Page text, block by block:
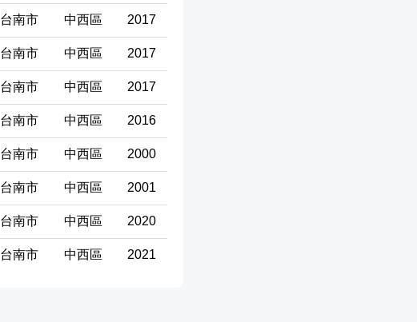
台南市 中西區 2017
台南市 中西區 2017
台南市 中西區 2017
台南市 中西區 2016
台南市 中西區 2000
台南市 中西區 2001
台南市 中西區 2020
台南市 中西區 2021